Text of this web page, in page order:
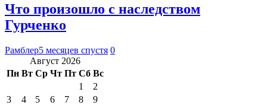
Что произошло с наследством
Гурченко
Рамблер5 месяцев спустя 0
Август 2026
Пн Вт Ср Чт Пт Сб Вс
1
2
3
4 5 6 7 8
9